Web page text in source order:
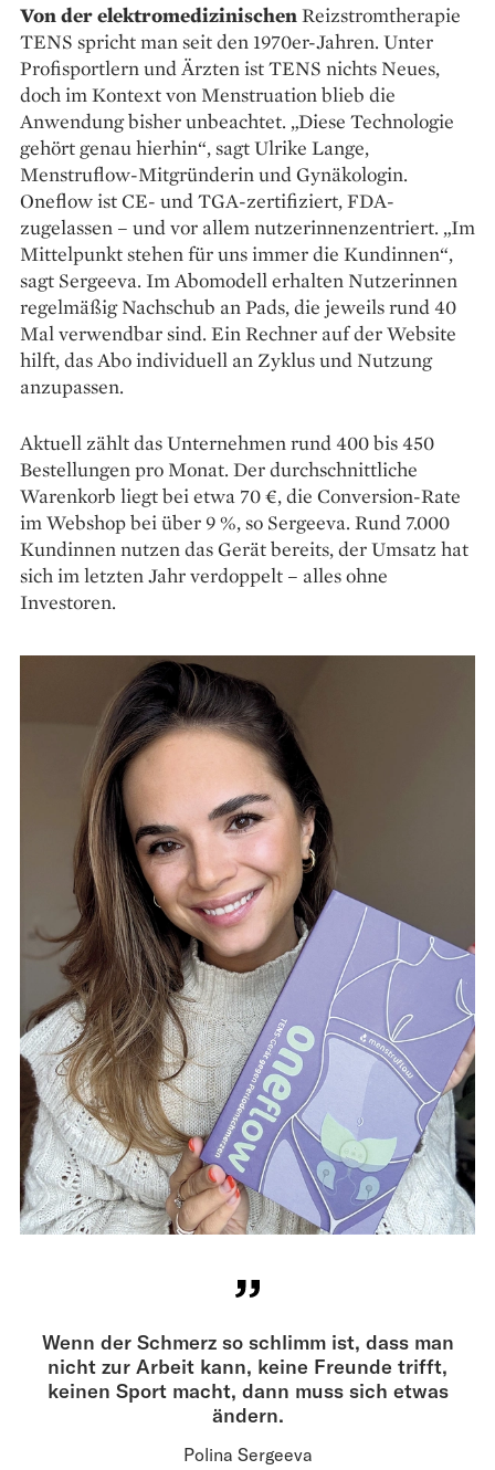
Von der elektromedizinischenReizstromtherapie
TENS spricht man seit den 1970er-Jahren. Unter
Profisportlern und Ärzten ist TENS nichts Neues,
doch im Kontext von Menstruation blieb die
Anwendung bisher unbeachtet. „Diese Technologie
gehört genau ­hierhin“, sagt Ulrike Lange,
Menstruflow-Mitgründerin und Gynäkologin.
Oneflow ist CE- und TGA-zertifiziert, FDA-
zugelassen – und vor allem nutzerinnenzentriert. „Im
Mittelpunkt stehen für uns immer die Kundinnen“,
sagt Sergeeva. Im Abomodell erhalten Nutzerinnen
regelmäßig Nachschub an Pads, die jeweils rund 40
Mal verwendbar sind. Ein Rechner auf der Website
hilft, das Abo individuell an Zyklus und Nutzung
anzupassen.
Aktuell zählt das Unternehmen rund 400 bis 450
Bestellungen pro Monat. Der durchschnittliche
Warenkorb liegt bei etwa 70 €, die Conversion-Rate
im Webshop bei über 9 %, so Sergeeva. Rund 7.000
Kundinnen nutzen das Gerät bereits, der Umsatz hat
sich im letzten Jahr verdoppelt – alles ohne
Investoren.
Wenn der Schmerz so schlimm ist, dass man
nicht zur Arbeit kann, keine Freunde trifft,
keinen Sport macht, dann muss sich etwas
ändern.
Polina Sergeeva